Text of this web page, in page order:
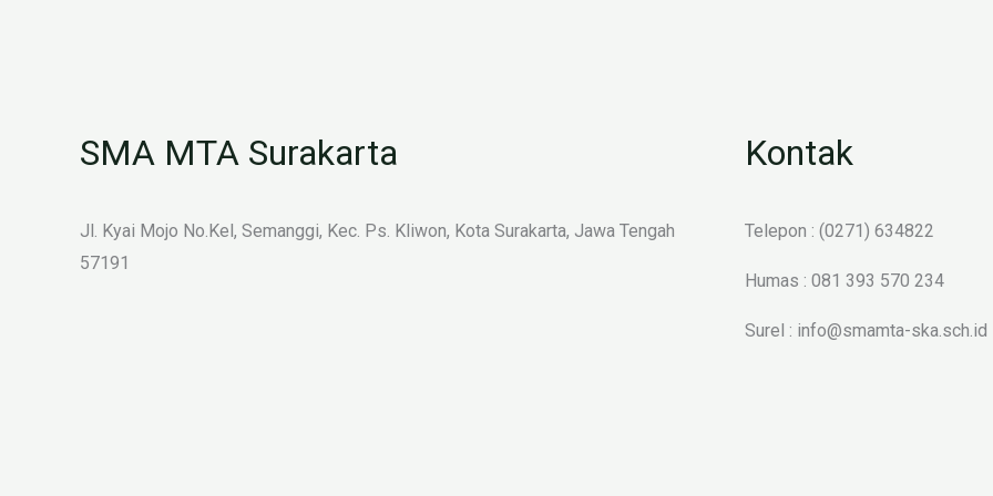
SMA MTA Surakarta
Jl. Kyai Mojo No.Kel, Semanggi, Kec. Ps. Kliwon, Kota Surakarta, Jawa Tengah
57191
Kontak
Telepon : (0271) 634822
Humas : 081 393 570 234
Surel : info@smamta-ska.sch.id